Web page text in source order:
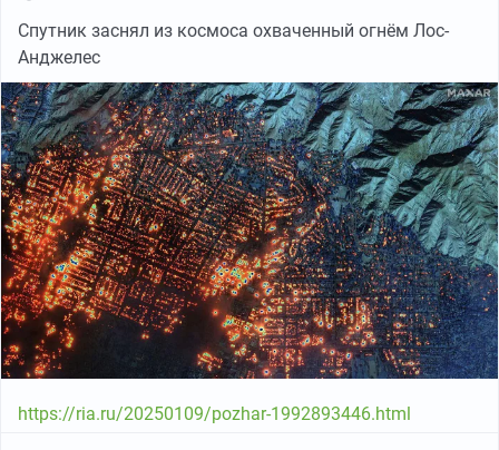
Спутник заснял из космоса охваченный огнём Лос-
Анджелес
https://ria.ru/20250109/pozhar-1992893446.html